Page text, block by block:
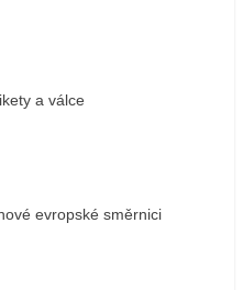
a válce
evropské směrnici